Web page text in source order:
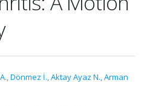
,Dönmez İ.,Aktay Ayaz N.,Arman